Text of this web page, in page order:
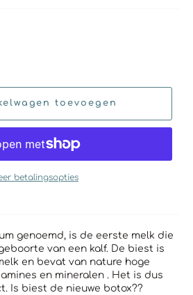
toevoegen
betalingsopties
genoemd, is de eerste melk die
van een kalf. De biest is
en bevat van nature hoge
en mineralen . Het is dus
Is biest de nieuwe botox??